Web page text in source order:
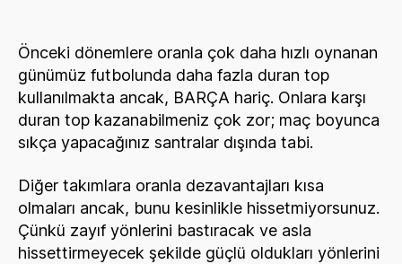
Önceki dönemlere oranla çok daha hızlı oynanan
günümüz futbolunda daha fazla duran top
kullanılmakta ancak, BARÇA hariç. Onlara karşı
duran top kazanabilmeniz çok zor; maç boyunca
sıkça yapacağınız santralar dışında tabi.
Diğer takımlara oranla dezavantajları kısa
olmaları ancak, bunu kesinlikle hissetmiyorsunuz.
Çünkü zayıf yönlerini bastıracak ve asla
hissettirmeyecek şekilde güçlü oldukları yönlerini